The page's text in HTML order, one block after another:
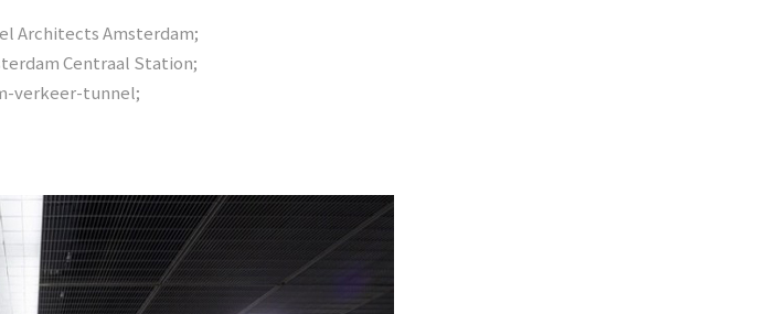
Architects Amsterdam;
Centraal Station;
verkeer-tunnel;